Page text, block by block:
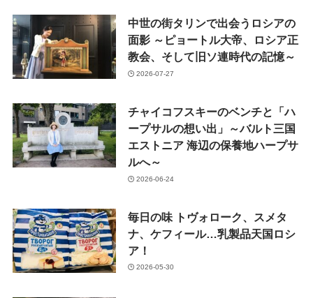
中世の街タリンで出会うロシアの
面影 ～ピョートル大帝、ロシア正
教会、そして旧ソ連時代の記憶～
2026-07-27
チャイコフスキーのベンチと「ハ
ープサルの想い出」～バルト三国
エストニア 海辺の保養地ハープサ
ルへ～
2026-06-24
毎日の味 トヴォローク、スメタ
ナ、ケフィール…乳製品天国ロシ
ア！
2026-05-30